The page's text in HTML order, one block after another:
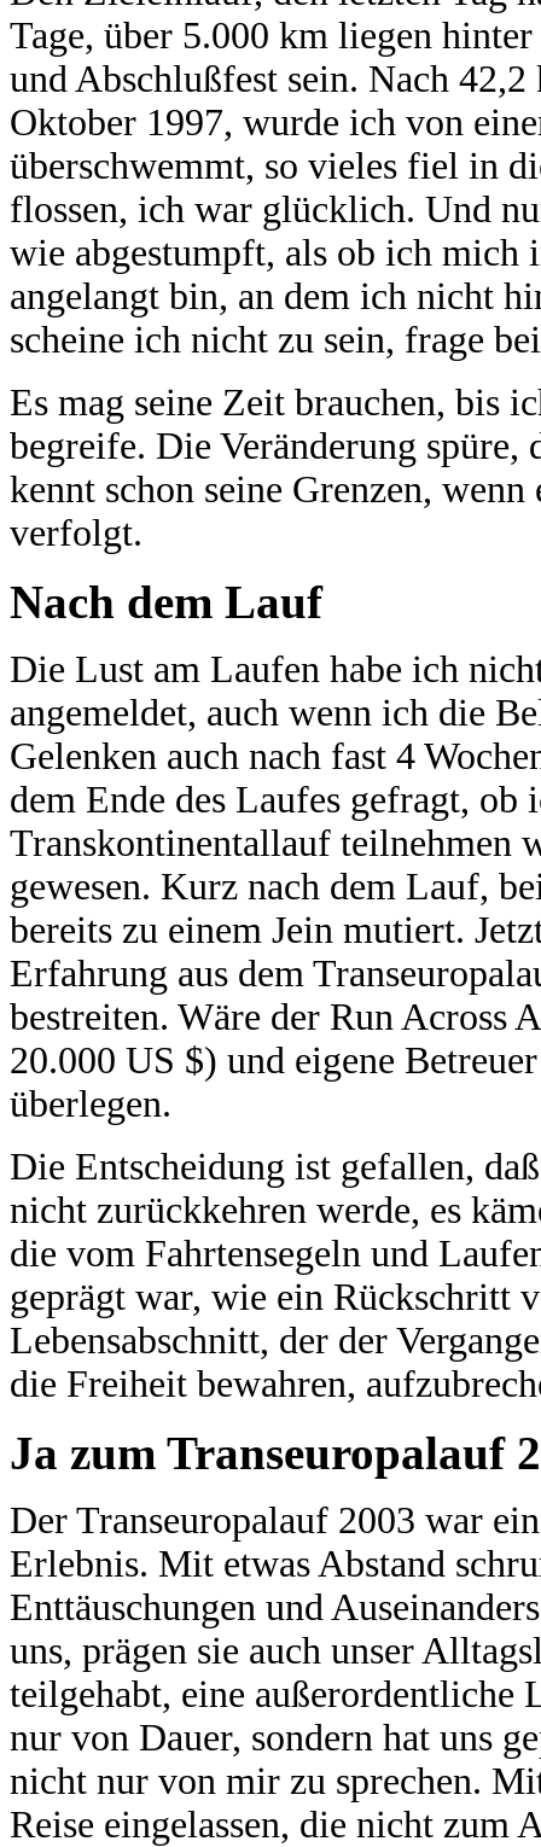
Tage, über 5.000 km liegen
und Abschlußfest sein. Nach
Oktober 1997, wurde ich von
überschwemmt, so vieles fiel in
flossen, ich war glücklich. Und
wie abgestumpft, als ob ich mich
angelangt bin, an dem ich nicht
scheine ich nicht zu sein, frage
Es mag seine Zeit brauchen, bis
begreife. Die Veränderung
kennt schon seine Grenzen,
verfolgt.
Nach dem Lauf
Die Lust am Laufen habe ich
angemeldet, auch wenn ich die
Gelenken auch nach fast 4
dem Ende des Laufes gefragt, ob
Transkontinentallauf teilnehmen
gewesen. Kurz nach dem Lauf,
bereits zu einem Jein mutiert.
Erfahrung aus dem
bestreiten. Wäre der Run Across
20.000 US $) und eigene
überlegen.
Die Entscheidung ist gefallen,
nicht zurückkehren werde, es
die vom Fahrtensegeln und
geprägt war, wie ein Rückschritt
Lebensabschnitt, der der
die Freiheit bewahren,
Ja zum Transeuropalauf
Der Transeuropalauf 2003 war
Erlebnis. Mit etwas Abstand
Enttäuschungen und
uns, prägen sie auch unser
teilgehabt, eine außerordentliche
nur von Dauer, sondern hat uns
nicht nur von mir zu sprechen.
Reise eingelassen, die nicht zum